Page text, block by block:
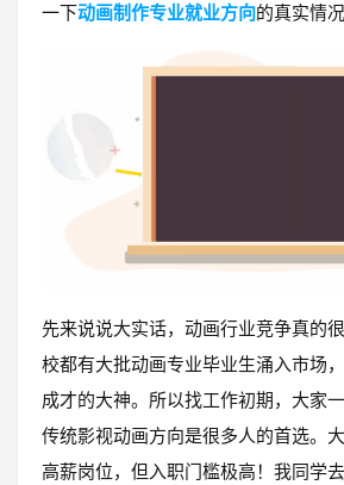
一下动画制作专业就业方向的真实情况
先来说说大实话，动画行业竞争真的
校都有大批动画专业毕业生涌入市场
成才的大神。所以找工作初期，大家
传统影视动画方向是很多人的首选。
高薪岗位，但入职门槛极高！我同学